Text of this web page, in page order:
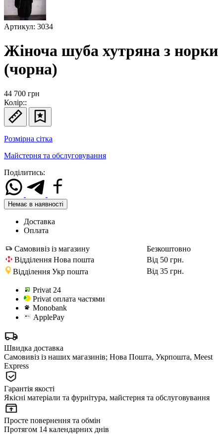
Артикул: 3034
Жіноча шуба хутряна з норки
(чорна)
44 700 грн
Колір::
Розмірна сітка
Майстерня та обслуговування
Поділитись:
Немає в наявності
Доставка
Оплата
Самовивіз із магазину
Безкоштовно
Відділення Нова пошта
Від 50 грн.
Відділення Укр пошта
Від 35 грн.
Privat 24
Privat оплата частями
Monobank
ApplePay
Швидка доставка
Самовивіз із наших магазинів; Нова Пошта, Укрпошта, Meest
Express
Гарантія якості
Якісні матеріали та фурнітура, майстерня та обслуговування
Просте повернення та обмін
Протягом 14 календарних днів